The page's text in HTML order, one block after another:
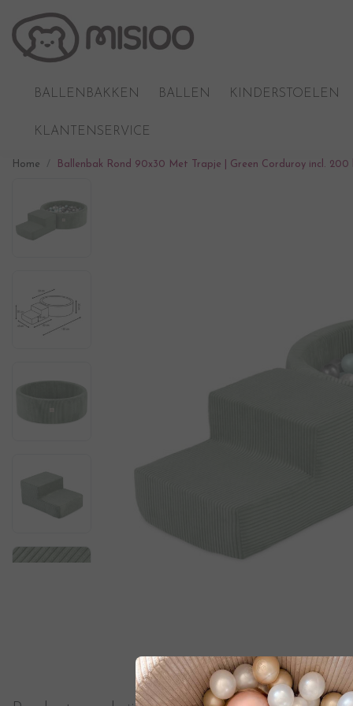
BALLENBAKKEN BALLEN KINDERSTOELEN
KLANTENSERVICE
Home Ballenbak Rond 90x30 Met Trapje | Green Corduroy incl.